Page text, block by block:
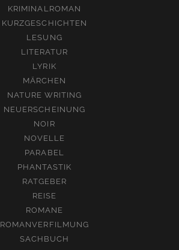
KRIMINALROMAN
KURZGESCHICHTEN
LESUNG
LITERATUR
LYRIK
MÄRCHEN
NATURE WRITING
NEUERSCHEINUNG
NOIR
NOVELLE
PARABEL
PHANTASTIK
RATGEBER
REISE
ROMANE
ROMANVERFILMUNG
SACHBUCH